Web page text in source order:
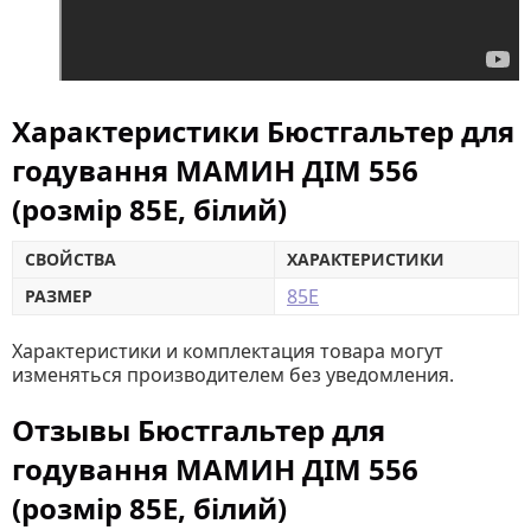
Характеристики Бюстгальтер для
годування МАМИН ДІМ 556
(розмір 85E, білий)
СВОЙСТВА
ХАРАКТЕРИСТИКИ
РАЗМЕР
85E
Характеристики и комплектация товара могут
изменяться производителем без уведомления.
Отзывы Бюстгальтер для
годування МАМИН ДІМ 556
(розмір 85E, білий)